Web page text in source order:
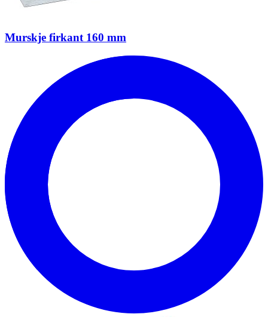
Murskje firkant 160 mm